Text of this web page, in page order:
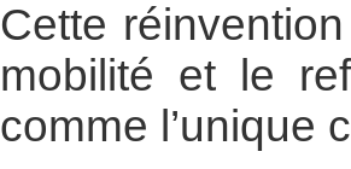
Cette
mobilité et le
comme l’unique